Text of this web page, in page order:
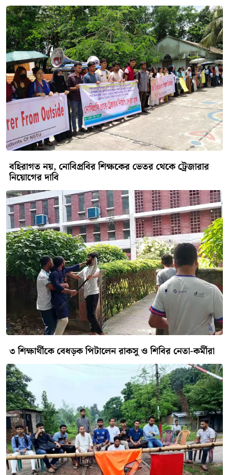
নিয়ে এসেছে। যথাযথ আইনি প্রক্রিয়া ও ময়নাতদন্তের
আনুষ্ঠানিকতা শেষে মরদেহটি পরিবারের কাছে হস্তান্তর করা
হবে।"
এদিকে, এই মর্মান্তিক মৃত্যুর ঘটনায় দাদপুর এলাকায় তীব্র
উত্তেজনা ও শোকের ছায়া নেমে এসেছে। স্থানীয় বাসিন্দারা
ক্ষোভ উগরে দিয়ে বলেন, দাদপুর আন্ডারপাস এলাকাটি অত্যন্ত
ঝুঁকিপূর্ণ হওয়া সত্ত্বেও ভারী যানবাহনগুলো এখানে এসে গতি
কমায় না। চালকদের এই বেপরোয়া মনোভাবের কারণে
প্রতিনিয়ত সাধারণ মানুষের জীবন বিপন্ন হচ্ছে। তারা অবিলম্বে
এই স্পটে স্পীড ব্রেকার নির্মাণ, যানবাহনের গতি নিয়ন্ত্রণ এবং
স্থায়ী ট্রাফিক পুলিশ মোতায়েনের জোর দাবি জানিয়েছেন।
সর্বশেষ
রাজশাহীতে অনুমোদনহীন দই,
মিষ্টি ও ঘি বিক্রি: আরাফাত
সুইটসকে জরিমানা
বড়াইগ্রামে শিক্ষাপ্রতিষ্ঠানে
যৌন হয়রানি প্রতিরোধ কমিটি
পুনর্গঠন নিয়ে মতবিনিময়
বিরল সীমান্তে ১ জন আটক,
৫০ পিস ভারতীয় ট্যাপেন্টাডল
উদ্ধার